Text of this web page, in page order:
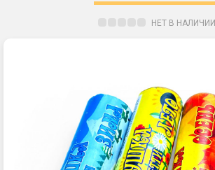
НЕТ В НАЛИЧИИ